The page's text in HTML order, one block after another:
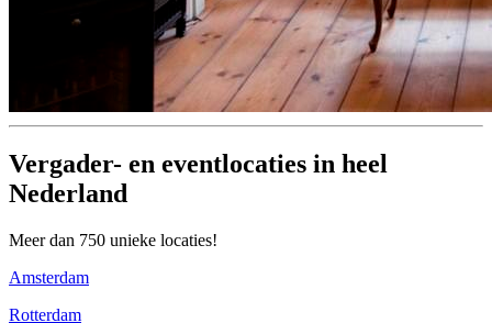
Vergader- en eventlocaties in heel
Nederland
Meer dan 750 unieke locaties!
Amsterdam
Rotterdam